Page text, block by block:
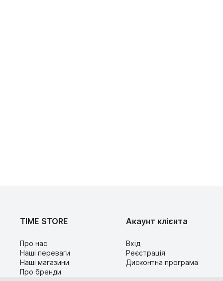
TIME STORE
Про нас
Наші переваги
Наші магазини
Про бренди
Акаунт клієнта
Вхід
Реєстрація
Дисконтна програма